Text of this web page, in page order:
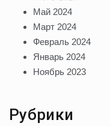
Май 2024
Март 2024
Февраль 2024
Январь 2024
Ноябрь 2023
Рубрики